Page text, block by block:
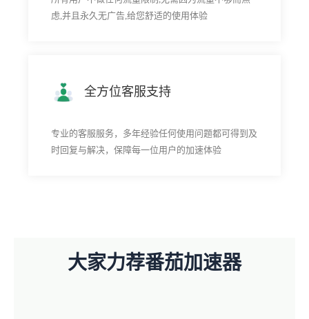
虑,并且永久无广告,给您舒适的使用体验
全方位客服支持
专业的客服服务，多年经验任何使用问题都可得到及
时回复与解决，保障每一位用户的加速体验
大家力荐番茄加速器